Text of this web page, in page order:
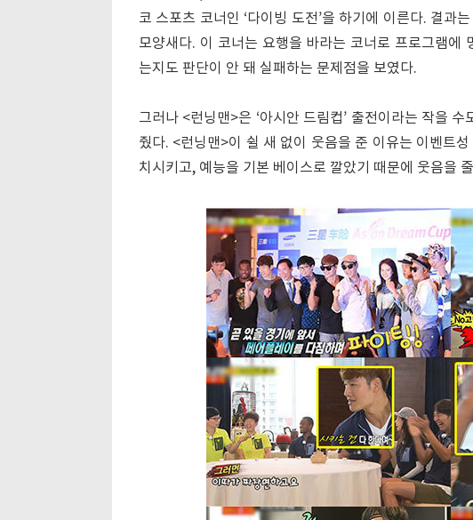
코 스포츠 코너인 ‘다이빙 도전’을 하기에 이른다. 결과
모양새다. 이 코너는 요행을 바라는 코너로 프로그램에
는지도 판단이 안 돼 실패하는 문제점을 보였다.
그러나 <런닝맨>은 ‘아시안 드림컵’ 출전이라는 작을
줬다. <런닝맨>이 쉴 새 없이 웃음을 준 이유는 이벤트
치시키고, 예능을 기본 베이스로 깔았기 때문에 웃음을